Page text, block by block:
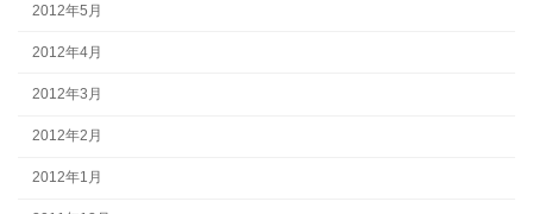
2012年5月
2012年4月
2012年3月
2012年2月
2012年1月